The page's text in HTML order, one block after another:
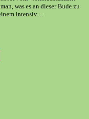
was es an dieser Bude zu
intensiv…